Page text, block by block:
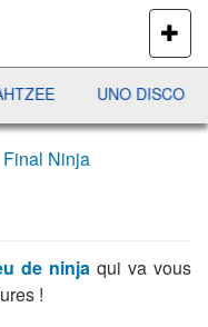
PLUS
DE
JEUX
UNO DISCO
Final Ninja
de ninjaqui va vous
!